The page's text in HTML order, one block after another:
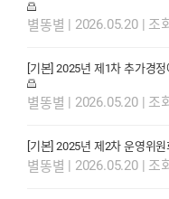
별똥별 | 2026.05.20 | 조
[기본] 2025년 제1차 추가경
별똥별 | 2026.05.20 | 조
[기본] 2025년 제2차 운영위
별똥별 | 2026.05.20 | 조